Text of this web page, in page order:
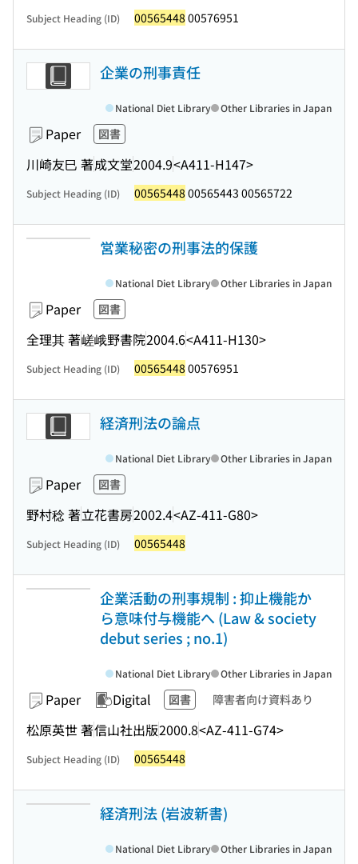
Subject Heading (ID) 00565448 00576951
企業の刑事責任
Paper 図書
川崎友巳 著成文堂2004.9<A411-H147>
National Diet Library Other Libraries in Japan
Subject Heading (ID) 00565448 00565443 00565722
営業秘密の刑事法的保護
Paper 図書
全理其 著嵯峨野書院2004.6<A411-H130>
National Diet Library Other Libraries in Japan
Subject Heading (ID) 00565448 00576951
経済刑法の論点
Paper 図書
野村稔 著立花書房2002.4<AZ-411-G80>
National Diet Library Other Libraries in Japan
Subject Heading (ID) 00565448
企業活動の刑事規制 : 抑止機能か
ら意味付与機能へ (Law & society
debut series ; no.1)
Paper Digital 図書 障害者向け資料あり
松原英世 著信山社出版2000.8<AZ-411-G74>
National Diet Library Other Libraries in Japan
Subject Heading (ID) 00565448
経済刑法 (岩波新書)
National Diet Library Other Libraries in Japan